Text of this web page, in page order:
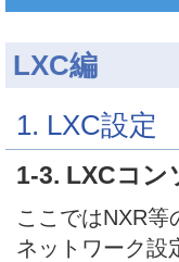
LXC編
1. LXC設定
1-3. LXCコン
ここではNXR
ネットワーク設